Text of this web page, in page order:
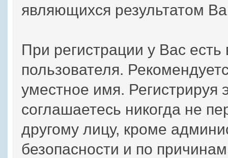
являющихся результатом
При регистрации у Вас
пользователя.
уместное имя. Регистрируя
соглашаетесь никогда не
другому лицу, кроме
безопасности и по